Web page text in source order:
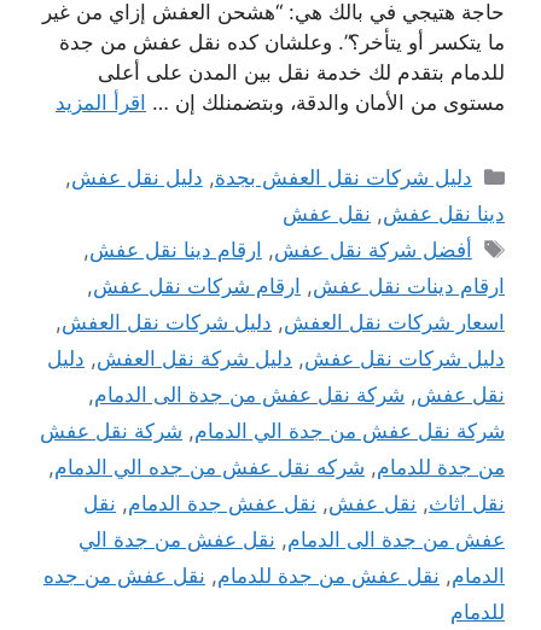
حاجة هتيجي في بالك هي: “هشحن العفش إزاي من غير
ما يتكسر أو يتأخر؟”. وعلشان كده نقل عفش من جدة
للدمام بتقدم لك خدمة نقل بين المدن على أعلى
مستوى من الأمان والدقة، وبتضمنلك إن … اقرأ المزيد
التصنيفات
دليل شركات نقل العفش بجدة, دليل نقل عفش,
دينا نقل عفش, نقل عفش
الوسوم
أفضل شركة نقل عفش, ارقام دينا نقل عفش,
ارقام دينات نقل عفش, ارقام شركات نقل عفش,
اسعار شركات نقل العفش, دليل شركات نقل العفش,
دليل شركات نقل عفش, دليل شركة نقل العفش, دليل
نقل عفش, شركة نقل عفش من جدة الى الدمام,
شركة نقل عفش من جدة الي الدمام, شركة نقل عفش
من جدة للدمام, شركه نقل عفش من جده الي الدمام,
نقل اثاث, نقل عفش, نقل عفش جدة الدمام, نقل
عفش من جدة الى الدمام, نقل عفش من جدة الي
الدمام, نقل عفش من جدة للدمام, نقل عفش من جده
للدمام